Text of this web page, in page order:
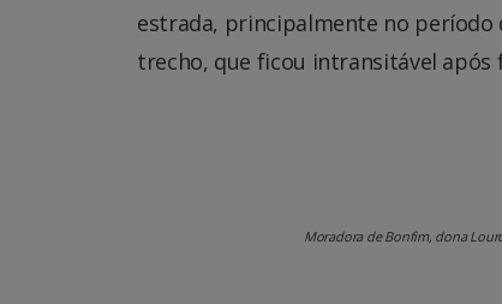
estrada, principalmente no período
trecho, que ficou intransitável após
Moradora de Bonfim, dona